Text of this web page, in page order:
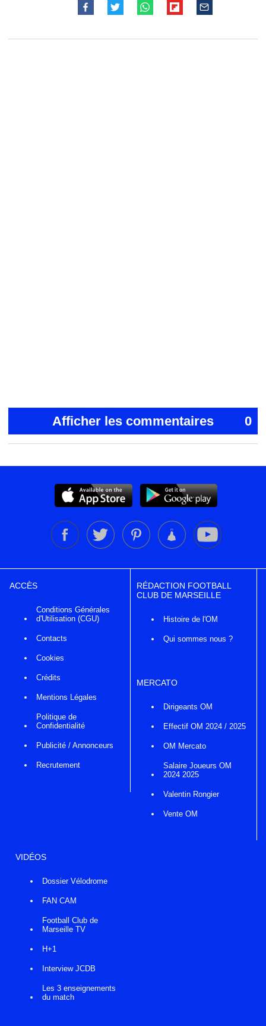
Afficher les commentaires 0
ACCÈS
Conditions Générales
d'Utilisation (CGU)
Contacts
Cookies
Crédits
Mentions Légales
Politique de
Confidentialité
Publicité / Annonceurs
Recrutement
RÉDACTION FOOTBALL
CLUB DE MARSEILLE
Histoire de l'OM
Qui sommes nous ?
MERCATO
Dirigeants OM
Effectif OM 2024 / 2025
OM Mercato
Salaire Joueurs OM
2024 2025
Valentin Rongier
Vente OM
VIDÉOS
Dossier Vélodrome
FAN CAM
Football Club de
Marseille TV
H+1
Interview JCDB
Les 3 enseignements
du match